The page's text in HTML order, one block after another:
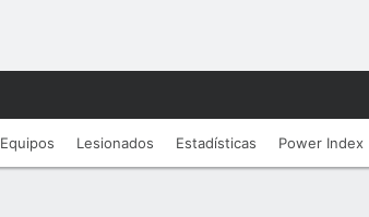
Equipos Lesionados Estadí­sticas Power Index